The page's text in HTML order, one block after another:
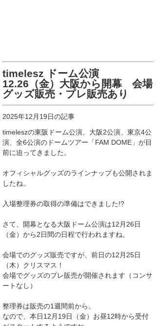
timelesz ドーム公演
12.26（金）大阪から開幕 会場
グッズ販売・プレ販売あり
2025年12月19日の記事
timeleszの東阪ドーム公演、大阪2公演、東京4公
演、全6公演のドームツアー「FAM DOME」が目
前に迫ってきました。
オフィシャルグッズのラインナップも公開されま
したね。
入場整理券の取得の準備はできました!?
さて、開幕となる大阪ドーム公演は12月26日
（金）から2日間の日程で行われますね。
会場でのグッズ販売ですが、前日の12月25日
（木）クリスマス！
会場でグッズのプレ販売が開催されます（コンサ
ートなし）
整理券は販売の1週間前から。
なので、本日12月19日（金）お昼12時から受付